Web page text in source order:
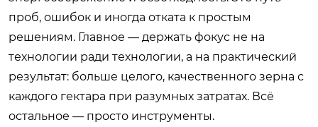
проб, ошибок и иногда отката к простым
решениям. Главное — держать фокус не на
технологии ради технологии, а на практический
результат: больше целого, качественного зерна с
каждого гектара при разумных затратах. Всё
остальное — просто инструменты.